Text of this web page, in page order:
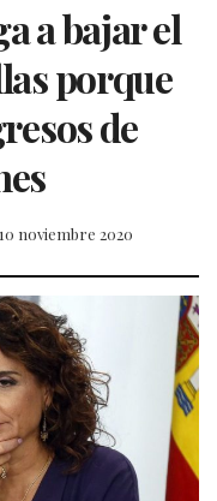
a bajar el
porque
de
noviembre 2020